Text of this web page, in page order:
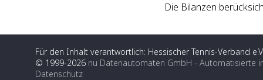
Die Bilanzen
Für den Inhalt verantwortlich: Hessischer Tennis-Verband
© 1999-2026 nu Datenautomaten GmbH - Automatisierte
Datenschutz